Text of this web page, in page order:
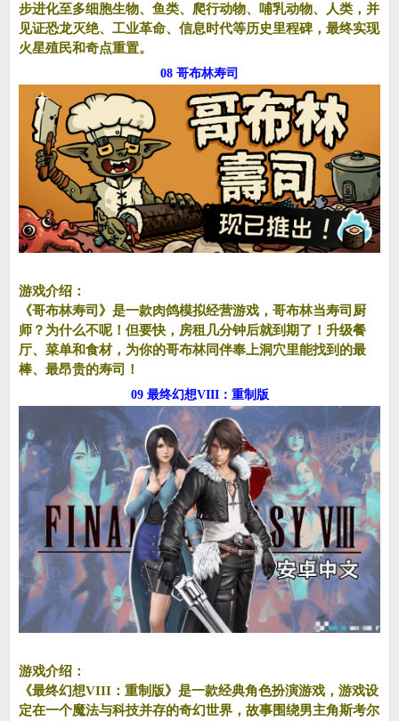
步进化至多细胞生物、鱼类、爬行动物、哺乳动物、人类，并
见证恐龙灭绝、工业革命、信息时代等历史里程碑，最终实现
火星殖民和奇点重置。
08 哥布林寿司
游戏介绍：
《哥布林寿司》是一款肉鸽模拟经营游戏，哥布林当寿司厨
师？为什么不呢！但要快，房租几分钟后就到期了！升级餐
厅、菜单和食材，为你的哥布林同伴奉上洞穴里能找到的最
棒、最昂贵的寿司！
09 最终幻想VIII：重制版
游戏介绍：
《最终幻想VIII：重制版》是一款经典角色扮演游戏，游戏设
定在一个魔法与科技并存的奇幻世界，故事围绕男主角斯考尔